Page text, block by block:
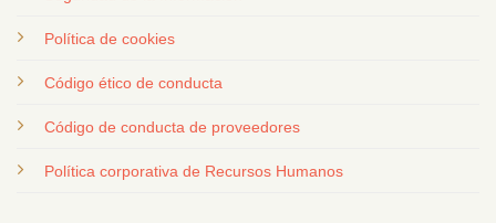
Política de cookies
Código ético de conducta
Código de conducta de proveedores
Política corporativa de Recursos Humanos